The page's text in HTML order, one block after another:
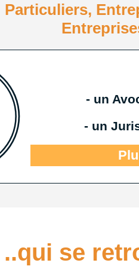
Particuliers,
- un
- un
..qui se